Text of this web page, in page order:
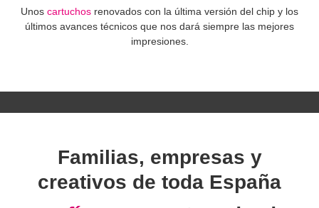
Unos cartuchos renovados con la última versión del chip y los
últimos avances técnicos que nos dará siempre las mejores
impresiones.
Familias, empresas y
creativos de toda España